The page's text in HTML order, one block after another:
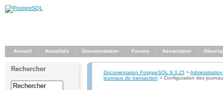
Accueil Actualités Documentation Forums Association
Rechercher Documentation PostgreSQL 9.3.25>
journaux de transaction > Configuration des